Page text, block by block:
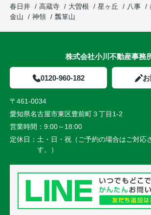
春日井
高蔵寺 大曽根 星ヶ丘 八事
金山
神領 瓢箪山
株式会社小川不動産事務
0120-960-182
〒461-0034
愛知県名古屋市東区豊前町３丁目1-2
営業時間： 9:00～18:00
定休日： 土・日・祝（ご予約の場合はご対応
す。）